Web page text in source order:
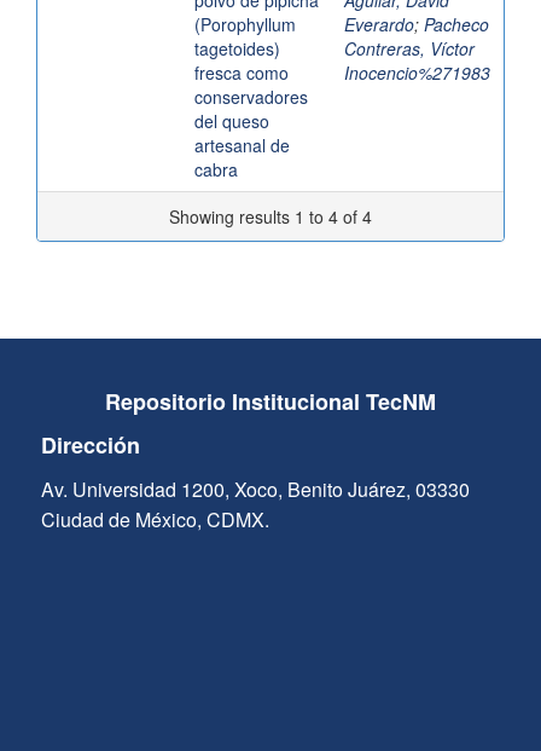
(Porophyllum
tagetoides)
fresca como
conservadores
del queso
artesanal de
cabra
Everardo; Pacheco
Contreras, Víctor
Inocencio%271983
Showing results 1 to 4 of 4
Repositorio Institucional TecNM
Dirección
Av. Universidad 1200, Xoco, Benito Juárez, 03330
Ciudad de México, CDMX.